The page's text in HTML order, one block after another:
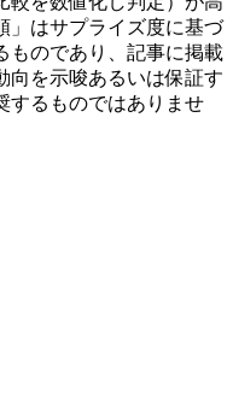
」はサプライズ度に基づ
ものであり、記事に掲載
向を示唆あるいは保証す
するものではありませ